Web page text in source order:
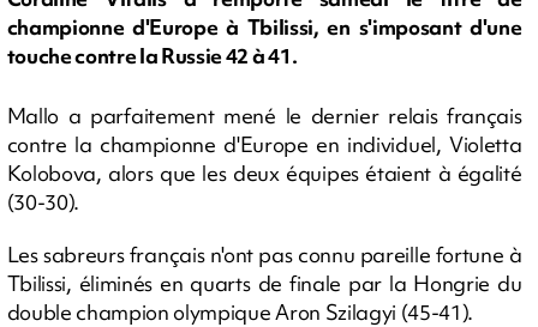
championne d'Europe à Tbilissi, en s'imposant d'une
touche contre la Russie 42 à 41.
Mallo a parfaitement mené le dernier relais français
contre la championne d'Europe en individuel, Violetta
Kolobova, alors que les deux équipes étaient à égalité
(30-30).
Les sabreurs français n'ont pas connu pareille fortune à
Tbilissi, éliminés en quarts de finale par la Hongrie du
double champion olympique Aron Szilagyi (45-41).